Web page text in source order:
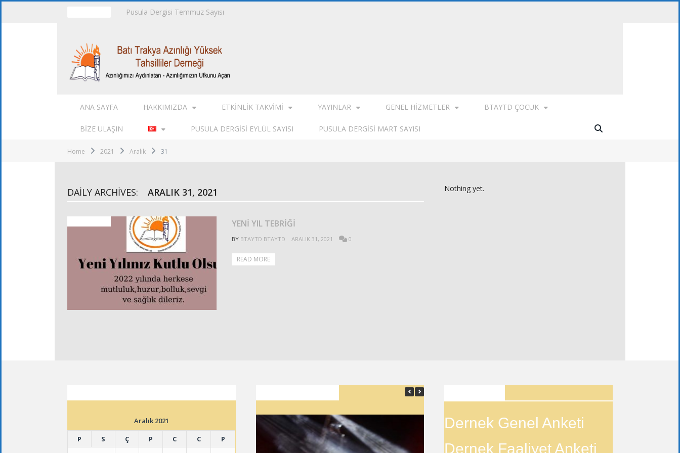
Pusula Dergisi Temmuz Sayısı
ANA SAYFA HAKKIMIZDA ETKINLIK TAKVIMI YAYINLAR GENEL HIZMETLER BTAYTD ÇOCUK
BIZE ULAŞIN PUSULA DERGISI EYLÜL SAYISI PUSULA DERGISI MART SAYISI
Home 2021 Aralık 31
DAILY ARCHIVES: ARALIK 31, 2021
YENİ YIL TEBRİĞİ
BY BTAYTD BTAYTD ARALIK 31, 2021 0
READ MORE
Nothing yet.
Aralık 2021
P
S Ç P C C
P
Dernek Genel Anketi
Dernek Faaliyet Anketi